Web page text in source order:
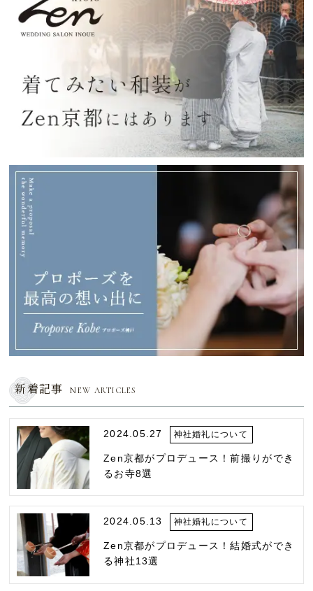
新着記事 NEW ARTICLES
2024.05.27 神社婚礼について
Zen京都がプロデュース！前撮りができ
るお寺8選
2024.05.13 神社婚礼について
Zen京都がプロデュース！結婚式ができ
る神社13選